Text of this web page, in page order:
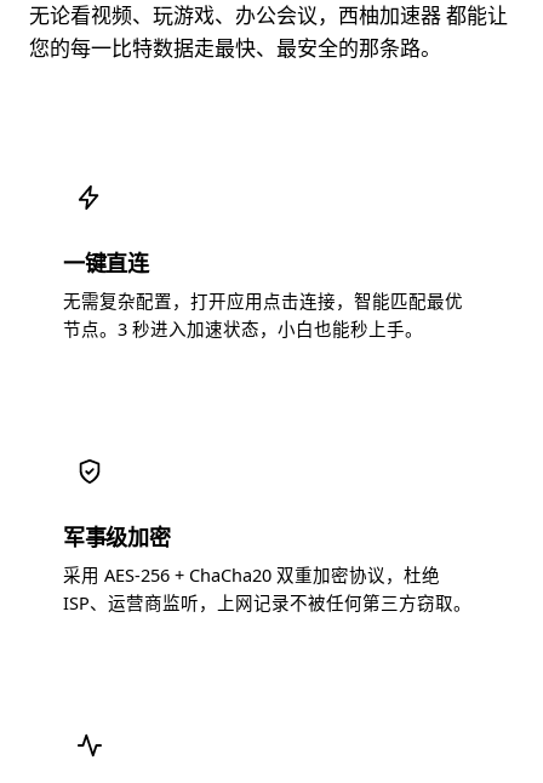
无论看视频、玩游戏、办公会议，西柚加速器 都能让
您的每一比特数据走最快、最安全的那条路。
一键直连
无需复杂配置，打开应用点击连接，智能匹配最优
节点。3 秒进入加速状态，小白也能秒上手。
军事级加密
采用 AES-256 + ChaCha20 双重加密协议，杜绝
ISP、运营商监听，上网记录不被任何第三方窃取。